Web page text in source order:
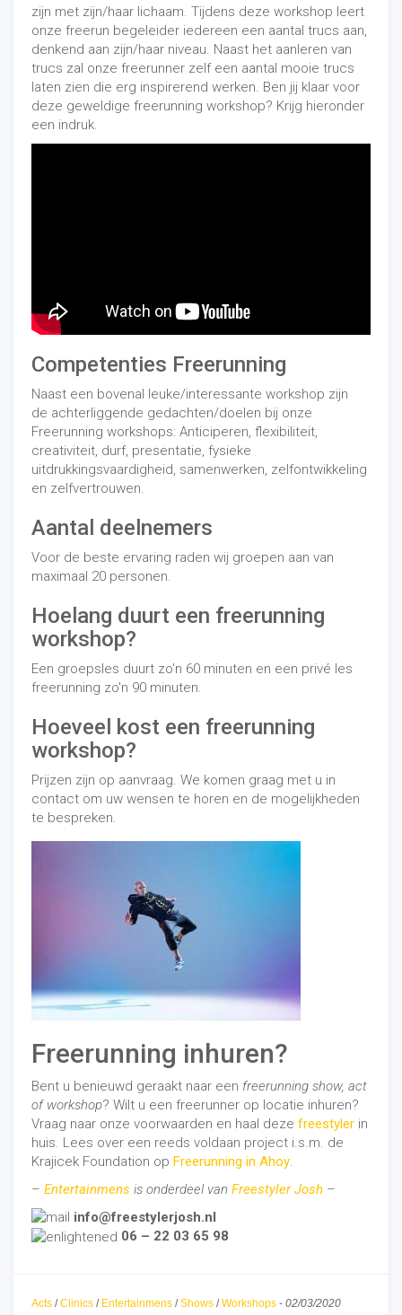
zijn met zijn/haar lichaam. Tijdens deze workshop leert
onze freerun begeleider iedereen een aantal trucs aan,
denkend aan zijn/haar niveau. Naast het aanleren van
trucs zal onze freerunner zelf een aantal mooie trucs
laten zien die erg inspirerend werken. Ben jij klaar voor
deze geweldige freerunning workshop? Krijg hieronder
een indruk.
Competenties Freerunning
Naast een bovenal leuke/interessante workshop zijn
de achterliggende gedachten/doelen bij onze
Freerunning workshops: Anticiperen, flexibiliteit,
creativiteit, durf, presentatie, fysieke
uitdrukkingsvaardigheid, samenwerken, zelfontwikkeling
en zelfvertrouwen.
Aantal deelnemers
Voor de beste ervaring raden wij groepen aan van
maximaal 20 personen.
Hoelang duurt een freerunning
workshop?
Een groepsles duurt zo'n 60 minuten en een privé les
freerunning zo'n 90 minuten.
Hoeveel kost een freerunning
workshop?
Prijzen zijn op aanvraag. We komen graag met u in
contact om uw wensen te horen en de mogelijkheden
te bespreken.
Freerunning inhuren?
Bent u benieuwd geraakt naar een freerunning show, act
of workshop? Wilt u een freerunner op locatie inhuren?
Vraag naar onze voorwaarden en haal deze freestyler in
huis. Lees over een reeds voldaan project i.s.m. de
Krajicek Foundation op Freerunning in Ahoy.
– Entertainmens is onderdeel van Freestyler Josh –
info@freestylerjosh.nl
06 – 22 03 65 98
Acts /Clinics / Entertainmens /Shows /Workshops - 02/03/2020